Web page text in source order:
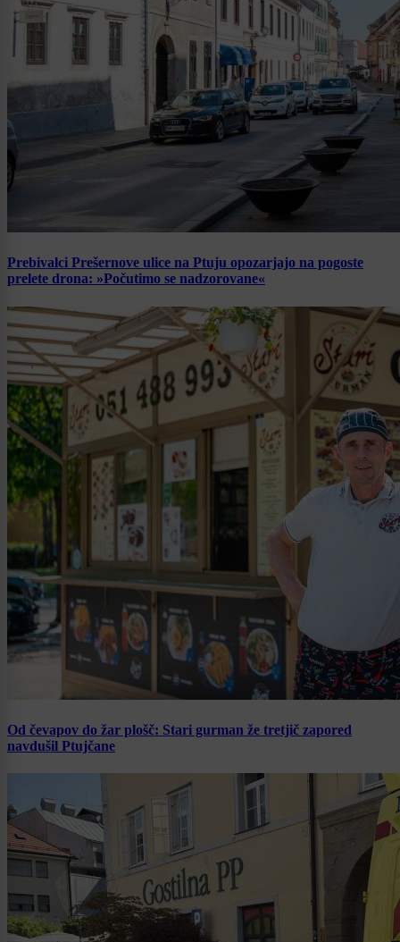
Prebivalci Prešernove ulice na Ptuju opozarjajo na pogoste
prelete drona: »Počutimo se nadzorovane«
Od čevapov do žar plošč: Stari gurman že tretjič zapored
navdušil Ptujčane